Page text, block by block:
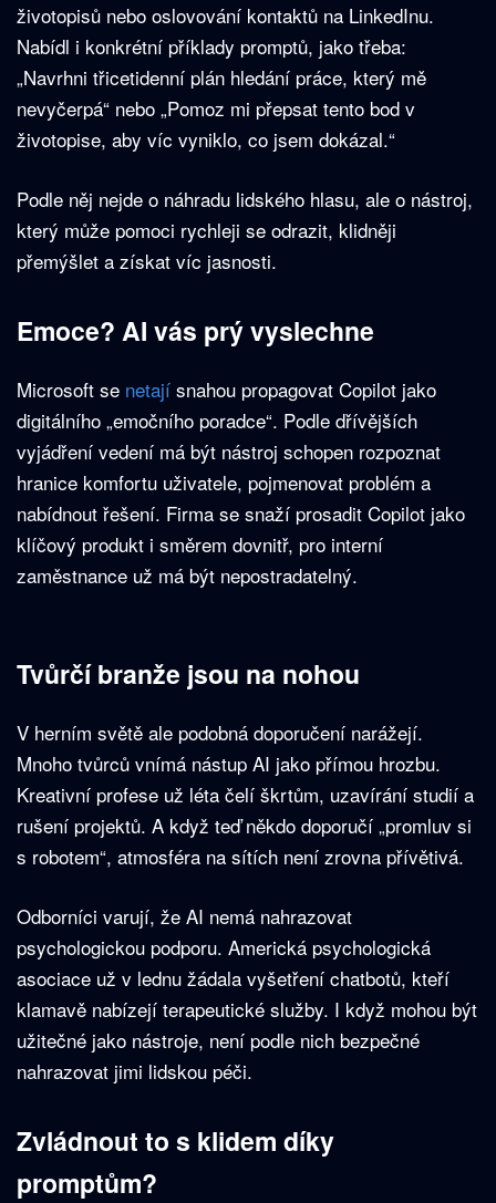
životopisů nebo oslovování kontaktů na LinkedInu.
Nabídl i konkrétní příklady promptů, jako třeba:
„Navrhni třicetidenní plán hledání práce, který mě
nevyčerpá“ nebo „Pomoz mi přepsat tento bod v
životopise, aby víc vyniklo, co jsem dokázal.“
Podle něj nejde o náhradu lidského hlasu, ale o nástroj,
který může pomoci rychleji se odrazit, klidněji
přemýšlet a získat víc jasnosti.
Emoce? AI vás prý vyslechne
Microsoft se netají snahou propagovat Copilot jako
digitálního „emočního poradce“. Podle dřívějších
vyjádření vedení má být nástroj schopen rozpoznat
hranice komfortu uživatele, pojmenovat problém a
nabídnout řešení. Firma se snaží prosadit Copilot jako
klíčový produkt i směrem dovnitř, pro interní
zaměstnance už má být nepostradatelný.
Tvůrčí branže jsou na nohou
V herním světě ale podobná doporučení narážejí.
Mnoho tvůrců vnímá nástup AI jako přímou hrozbu.
Kreativní profese už léta čelí škrtům, uzavírání studií a
rušení projektů. A když teď někdo doporučí „promluv si
s robotem“, atmosféra na sítích není zrovna přívětivá.
Odborníci varují, že AI nemá nahrazovat
psychologickou podporu. Americká psychologická
asociace už v lednu žádala vyšetření chatbotů, kteří
klamavě nabízejí terapeutické služby. I když mohou být
užitečné jako nástroje, není podle nich bezpečné
nahrazovat jimi lidskou péči.
Zvládnout to s klidem díky
promptům?